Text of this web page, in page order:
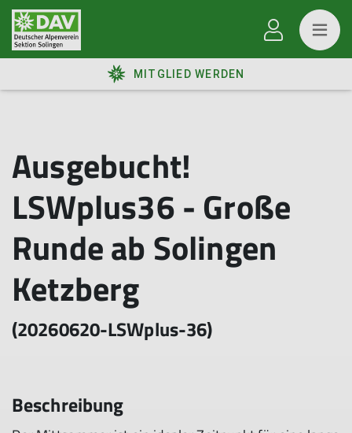
MITGLIED WERDEN
Ausgebucht!
LSWplus36 - Große
Runde ab Solingen
Ketzberg
(20260620-LSWplus-36)
Beschreibung